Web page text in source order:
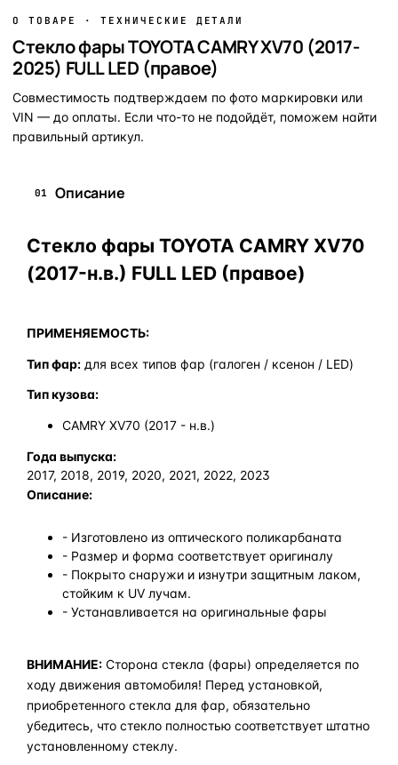
О ТОВАРЕ · ТЕХНИЧЕСКИЕ ДЕТАЛИ
Стекло фары TOYOTA CAMRY XV70 (2017-
2025) FULL LED (правое)
Совместимость подтверждаем по фото маркировки или
VIN — до оплаты. Если что-то не подойдёт, поможем найти
правильный артикул.
01 Описание
Стекло фары TOYOTA CAMRY XV70
(2017-н.в.) FULL LED (правое)
ПРИМЕНЯЕМОСТЬ:
Тип фар: для всех типов фар (галоген / ксенон / LED)
Тип кузова:
CAMRY XV70 (2017 - н.в.)
Года выпуска:
2017, 2018, 2019, 2020, 2021, 2022, 2023
Описание:
- Изготовлено из оптического поликарбаната
- Размер и форма соответствует оригиналу
- Покрыто снаружи и изнутри защитным лаком,
стойким к UV лучам.
- Устанавливается на оригинальные фары
ВНИМАНИЕ: Сторона стекла (фары) определяется по
ходу движения автомобиля! Перед установкой,
приобретенного стекла для фар, обязательно
убедитесь, что стекло полностью соответствует штатно
установленному стеклу.